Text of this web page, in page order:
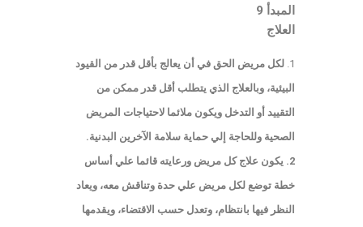
المبدأ 9
العلاج
لكل مريض الحق في أن يعالج بأقل قدر من القيود
البيئية، وبالعلاج الذي يتطلب أقل قدر ممكن من
التقييد أو التدخل ويكون ملائما لاحتياجات المريض
الصحية وللحاجة إلي حماية سلامة الآخرين البدنية.
2. يكون علاج كل مريض ورعايته قائما علي أساس
خطة توضع لكل مريض علي حدة وتناقش معه، ويعاد
النظر فيها بانتظام، وتعدل حسب الاقتضاء، ويقدمها